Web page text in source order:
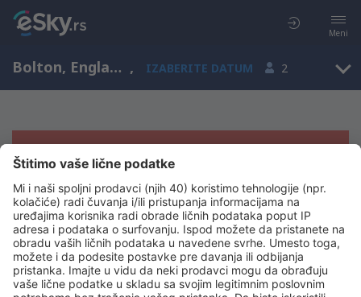
Meni
Bolton, England, Ujedinjeno Kraljevstvo , IZABERITE DATUM 2
Žao nam je, ne možemo da prikažemo
rezultate
Pokušajte još jednom kad izaberete druge kriterijume